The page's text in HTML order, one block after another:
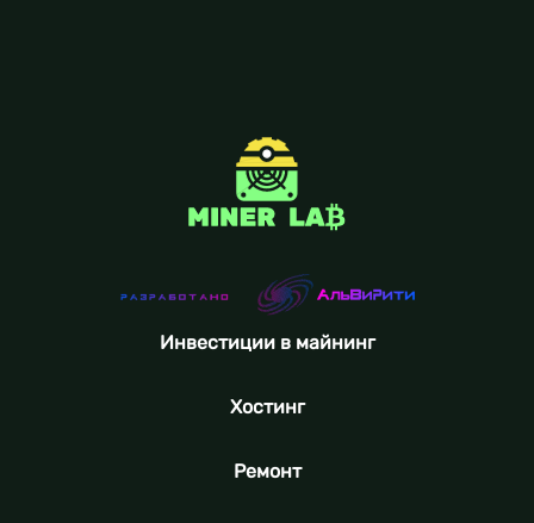
Инвестиции в майнинг
Хостинг
Ремонт